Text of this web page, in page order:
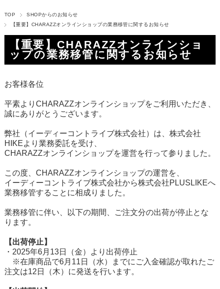
TOP
SHOPからのお知らせ
【重要】CHARAZZオンラインショップの業務移管に関するお知らせ
【重要】CHARAZZオンラインショ
ップの業務移管に関するお知らせ
お客様各位
平素よりCHARAZZオンラインショップをご利用いただき、
誠にありがとうございます。
弊社（イーディーコントライブ株式会社）は、株式会社
HIKEより業務委託を受け、
CHARAZZオンラインショップを運営を行って参りました。
この度、CHARAZZオンラインショップの運営を、
イーディーコントライブ株式会社から株式会社PLUSLIKEへ
業務移管することに相成りました。
業務移管に伴い、以下の期間、ご注文分の出荷が停止とな
ります。
【出荷停止】
・2025年6月13日（金）より出荷停止
※在庫商品で6月11日（水）までにご入金確認が取れたご
注文は12日（木）に発送を行います。